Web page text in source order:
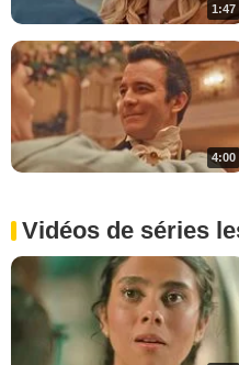
1:47
4:00
Vidéos de séries